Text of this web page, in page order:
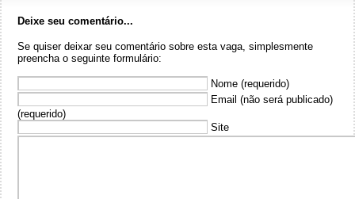
Deixe seu comentário...
Se quiser deixar seu comentário sobre esta vaga, simplesmente
preencha o seguinte formulário:
Nome (requerido)
Email (não será publicado)
(requerido)
Site